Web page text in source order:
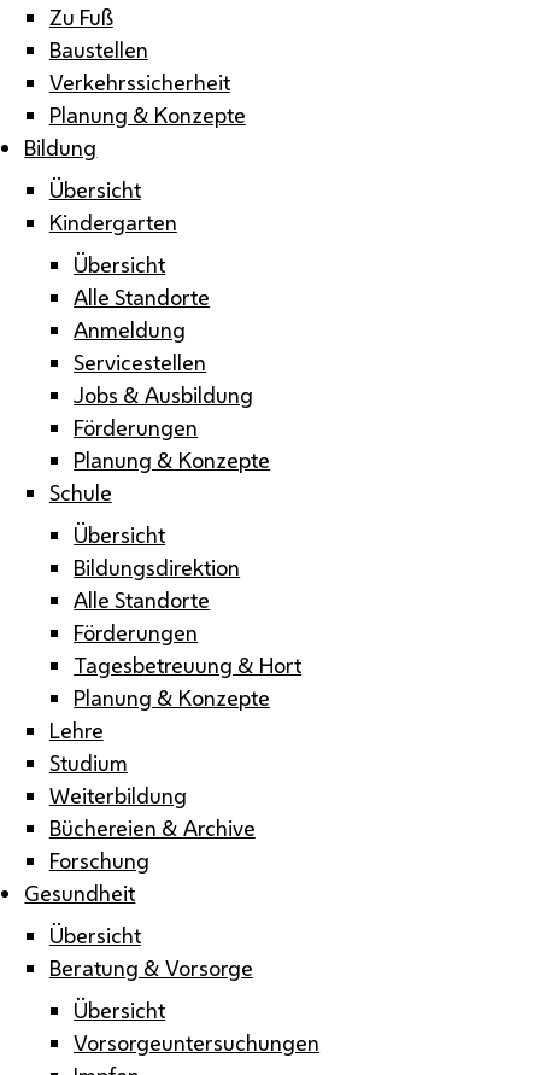
Zu Fuß
Baustellen
Verkehrssicherheit
Planung & Konzepte
Bildung
Übersicht
Kindergarten
Übersicht
Alle Standorte
Anmeldung
Servicestellen
Jobs & Ausbildung
Förderungen
Planung & Konzepte
Schule
Übersicht
Bildungsdirektion
Alle Standorte
Förderungen
Tagesbetreuung & Hort
Planung & Konzepte
Lehre
Studium
Weiterbildung
Büchereien & Archive
Forschung
Gesundheit
Übersicht
Beratung & Vorsorge
Übersicht
Vorsorgeuntersuchungen